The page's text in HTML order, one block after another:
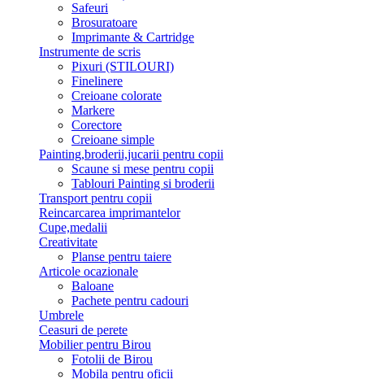
Safeuri
Brosuratoare
Imprimante & Cartridge
Instrumente de scris
Pixuri (STILOURI)
Finelinere
Creioane colorate
Markere
Corectore
Creioane simple
Painting,broderii,jucarii pentru copii
Scaune si mese pentru copii
Tablouri Painting si broderii
Transport pentru copii
Reincarcarea imprimantelor
Cupe,medalii
Creativitate
Planse pentru taiere
Articole ocazionale
Baloane
Pachete pentru cadouri
Umbrele
Ceasuri de perete
Mobilier pentru Birou
Fotolii de Birou
Mobila pentru oficii